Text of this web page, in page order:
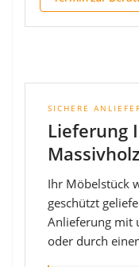
SICHERE
Lieferung
Ihr Möbelstück
geschützt
Anlieferung mit
oder durch